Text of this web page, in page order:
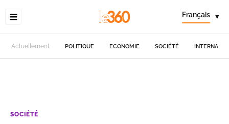
Français ▾
Actuellement POLITIQUE ECONOMIE SOCIÉTÉ
SOCIÉTÉ